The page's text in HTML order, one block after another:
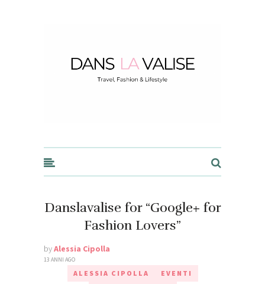
Danslavalise for “Google+ for
Fashion Lovers”
byAlessia Cipolla
13 ANNI AGO
ALESSIA CIPOLLA
EVENTI